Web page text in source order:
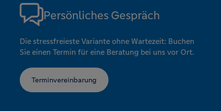
Persönliches Gespräch
Die stressfreieste Variante ohne Wartezeit: Buchen
Sie einen Termin für eine Beratung bei uns vor Ort.
Terminvereinbarung